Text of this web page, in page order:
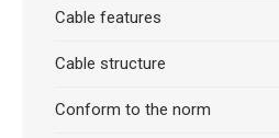
Cable features
Cable structure
Conform to the norm